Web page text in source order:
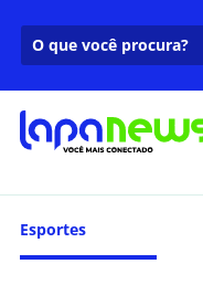
Esportes